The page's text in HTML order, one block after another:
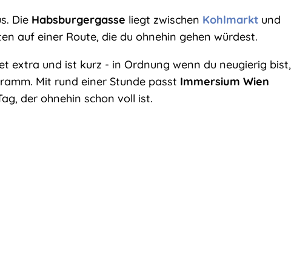
Die Habsburgergasse liegt zwischen Kohlmarkt und
auf einer Route, die du ohnehin gehen würdest.
extra und ist kurz - in Ordnung wenn du neugierig bist,
Mit rund einer Stunde passt Immersium Wien
der ohnehin schon voll ist.